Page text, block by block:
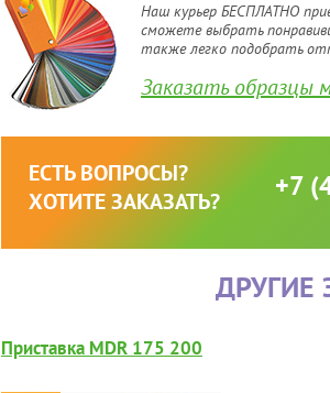
Наш курьер БЕСПЛАТНО
сможете выбрать
также легко подобрать
Заказать образцы
ЕСТЬ ВОПРОСЫ?
ХОТИТЕ ЗАКАЗАТЬ?
+7
ДРУГИЕ
Приставка MDR 175 200